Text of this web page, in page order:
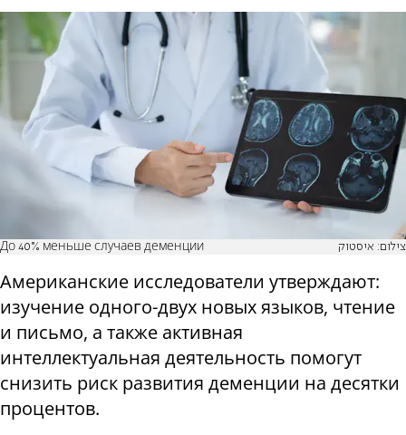
До 40% меньше случаев деменции צילום: איסטוק
Американские исследователи утверждают:
изучение одного-двух новых языков, чтение
и письмо, а также активная
интеллектуальная деятельность помогут
снизить риск развития деменции на десятки
процентов.